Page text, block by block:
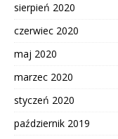
sierpień 2020
czerwiec 2020
maj 2020
marzec 2020
styczeń 2020
październik 2019